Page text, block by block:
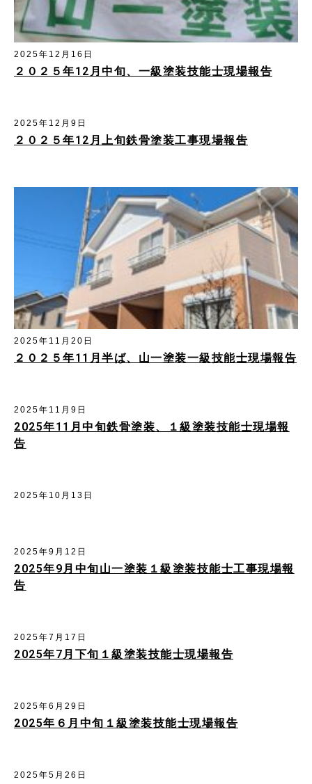
２０２５年12月中旬、一級塗装技能士現場報告
2025年12月16日
２０２５年12月上旬鉄骨塗装工事現場報吿
2025年12月9日
２０２５年11月半ば、山一塗装一級技能士現場報告
2025年11月20日
2025年11月中旬鉄骨塗装、１級塗装技能士現場報
告
2025年11月9日
2025年10月13日
2025年9月中旬山一塗装１級塗装技能士工事現場報
告
2025年9月12日
2025年7月下旬１級塗装技能士現場報告
2025年7月17日
2025年６月中旬１級塗装技能士現場報告
2025年6月29日
2025年5月26日